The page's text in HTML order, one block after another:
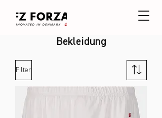
Bekleidung
Filter